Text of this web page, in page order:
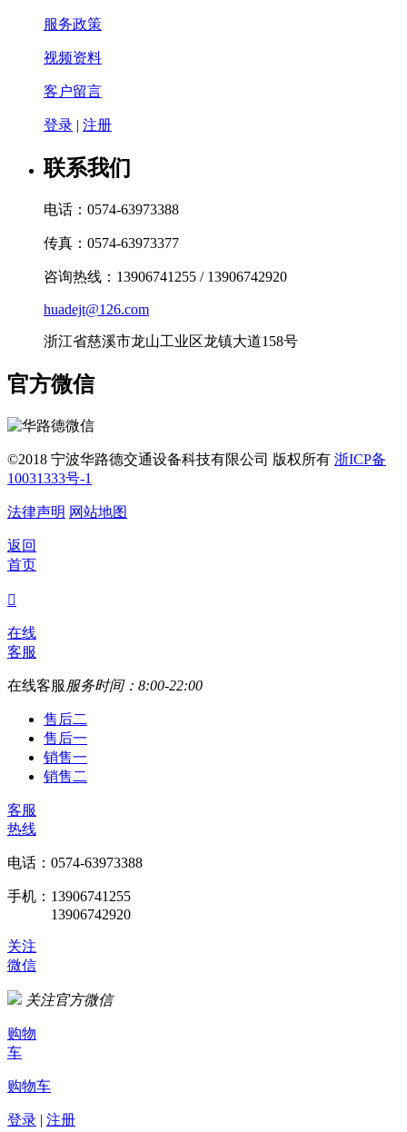
服务政策
视频资料
客户留言
登录 | 注册
联系我们
电话：0574-63973388
传真：0574-63973377
咨询热线：13906741255 / 13906742920
huadejt@126.com
浙江省慈溪市龙山工业区龙镇大道158号
官方微信
©2018 宁波华路德交通设备科技有限公司 版权所有 浙ICP备
10031333号-1
法律声明 网站地图
返回
首页

在线
客服
在线客服 服务时间：8:00-22:00
售后二
售后一
销售一
销售二
客服
热线
电话：0574-63973388
手机：13906741255
13906742920
关注
微信
关注官方微信
购物
车
购物车
登录 | 注册